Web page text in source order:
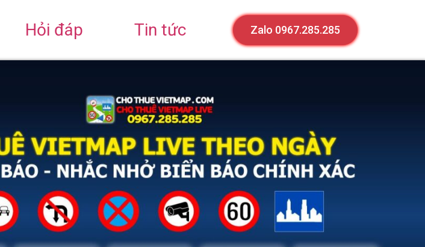
Hỏi đáp Tin tức Zalo 0967.285.285